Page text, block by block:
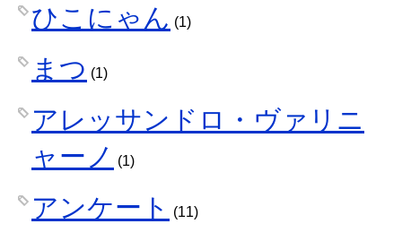
ひこにゃん (1)
まつ (1)
アレッサンドロ・ヴァリニ
ャーノ
(1)
アンケート (11)